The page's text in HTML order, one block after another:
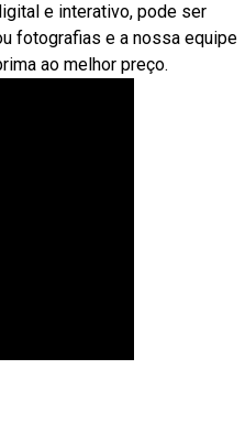
e interativo, pode ser
fotografias e a nossa equipe
ao melhor preço.